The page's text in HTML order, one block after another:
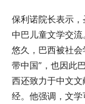
保利诺院长表示
中巴儿童文学交
悠久，巴西被社会
带中国”，也因此
西还致力于中文
经。他强调，文学